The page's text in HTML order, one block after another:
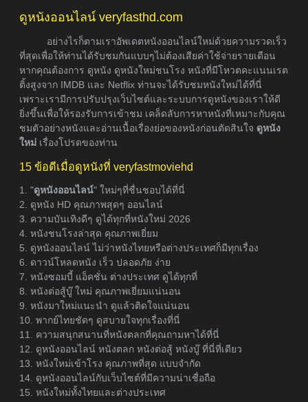
ดูหนังออนไลน์ veryfasthd.com
อย่างไรก็ตามเราอัพเดตหนังออนไลน์ใหม่ด้วยความรวดเร็ว
ที่สุดเพื่อให้ท่านได้รับชมกันแบบๆไม่ต้องเสียค่าใช้จ่ายรายเดือน
หากคุณต้องการ ดูหนัง ดูหนังใหม่ชนโรง หนังที่มีโหวตคะแนนเรต
ติ้งสูงจาก IMDB และ Netflix ท่านจะได้รับชมหนังใหม่ได้ที่นี่
เพราะเรามีการปรับปรุงเว็บไซต์และระบบการดูหนังของเราให้ดี
ยิ่งขึ้นเพื่อให้รองรับการเข้าชม เคล็ดลับการหาหนังที่เหมาะกับคุณ
ชมตัวอย่างหนังและอ่านเนื้อเรื่องย่อของหนังก่อนตัดสินใจ ดูหนัง
ใหม่ เรื่องโปรดของท่าน
15 ข้อดีเมื่อดูหนังที่ veryfastmoviehd
1. "ดูหนังออนไลน์" ใหม่ๆที่ชื่นชอบได้ที่นี่
2. ดูหนัง HD คุณภาพสุดๆ ออนไลน์
3. ความบันเทิงดีๆ ดูได้ทุกที่หนังใหม่ 2026
4. หนังชนโรงล่าสุด คุณภาพเยี่ยม
5. ดูหนังออนไลน์ ไม่ว่าหนังไทยหรือต่างประเทศก็มีทุกเรื่อง
6. ดาวน์โหลดหนัง เร็ว ปลอดภัย ง่าย
7. หนังซอมบี้ แอ็คชั่น ต่างประเทศ ดูได้ทุกที่
8. หนังต่อสู้บู๊ ใหม่ คุณภาพเยี่ยมแน่นอน
9. หนังมาใหม่แนะนำ ดูแล้วติดใจแน่นอน
10. พากย์ไทยชัดๆ ดูสบายใจทุกเรื่องที่นี่
11. ความสนุกสนานที่หนังตลกที่คุณถามหาได้ที่นี่
12. ดูหนังออนไลน์ หนังตลก หนังต่อสู้ หนังบู๊ ที่นี่ที่เดียว
13. หนังใหม่เข้าโรง คุณภาพที่สุด แบบจำกัด
14. ดูหนังออนไลน์กับเว็บไซต์ที่มีความน่าเชื่อถือ
15. หนังใหม่ทั้งไทยและต่างประเทศ